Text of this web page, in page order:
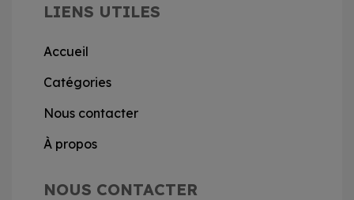
LIENS UTILES
Accueil
Catégories
Nous contacter
À propos
NOUS CONTACTER